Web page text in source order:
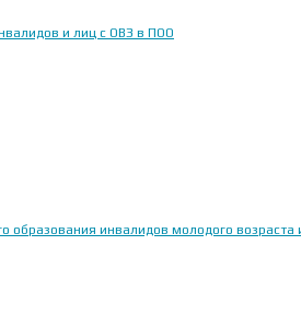
и лиц с ОВЗ в ПОО
образования инвалидов молодого